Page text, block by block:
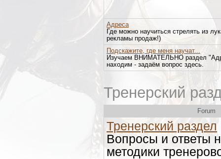
Адреса
Где можно научиться стрелять из
рекламы продаж!)
Подскажите, где меня научат...
Изучаем ВНИМАТЕЛЬНО раздел
находим - задаём вопрос здесь.
Тренерский
Forum
Тренерский раздел
Вопросы и ответы
методики